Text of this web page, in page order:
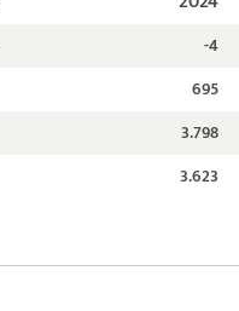
-4
695
3.798
3.623